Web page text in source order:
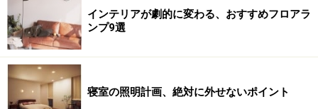
インテリアが劇的に変わる、おすすめフロアラ
ンプ9選
寝室の照明計画、絶対に外せないポイント